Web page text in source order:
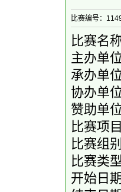
比赛编号：
比赛名
主办单
承办单
协办单位
赞助单位
比赛项
比赛组
比赛类
开始日